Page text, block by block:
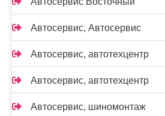
Автосервис, Автосервис
Автосервис, автотехцентр
Автосервис, автотехцентр
Автосервис, шиномонтаж